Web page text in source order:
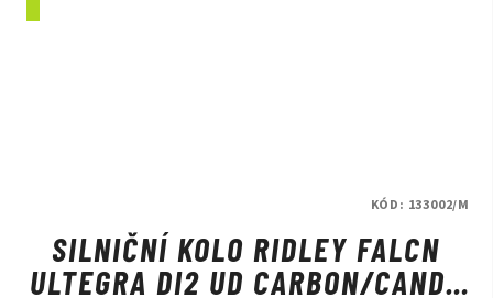
SILNIČNÍ KOLO RIDLEY FALCN
ULTEGRA DI2 UD CARBON/CANDY
KÓD: 133002/M